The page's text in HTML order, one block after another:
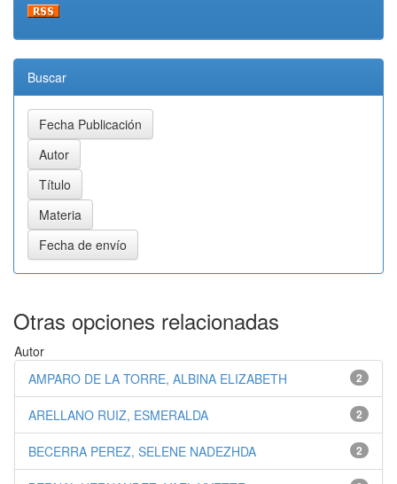
Buscar
Otras opciones relacionadas
Autor
2
AMPARO DE LA TORRE, ALBINA ELIZABETH
2
ARELLANO RUIZ, ESMERALDA
2
BECERRA PEREZ, SELENE NADEZHDA